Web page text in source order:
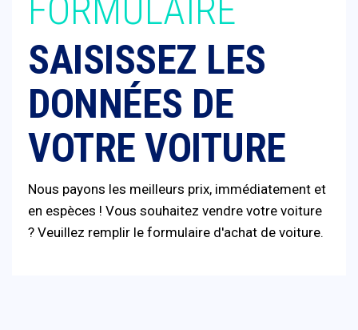
FORMULAIRE
SAISISSEZ LES
DONNÉES DE
VOTRE VOITURE
Nous payons les meilleurs prix, immédiatement et
en espèces ! Vous souhaitez vendre votre voiture
? Veuillez remplir le formulaire d'achat de voiture.